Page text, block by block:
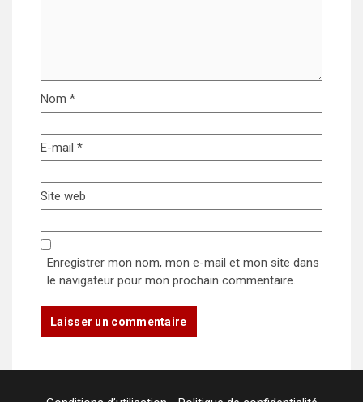
Nom *
E-mail *
Site web
Enregistrer mon nom, mon e-mail et mon site dans
le navigateur pour mon prochain commentaire.